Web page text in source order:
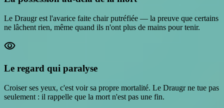
Le Draugr est l'avarice faite chair putréfiée — la preuve que certains
ne lâchent rien, même quand ils n'ont plus de mains pour tenir.
visibility
Le regard qui paralyse
Croiser ses yeux, c'est voir sa propre mortalité. Le Draugr ne tue pas
seulement : il rappelle que la mort n'est pas une fin.